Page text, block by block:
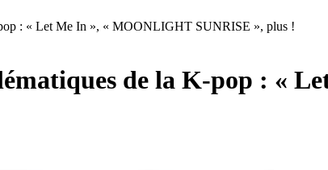
: « Let Me In », « MOONLIGHT SUNRISE », plus !
de la K-pop : «